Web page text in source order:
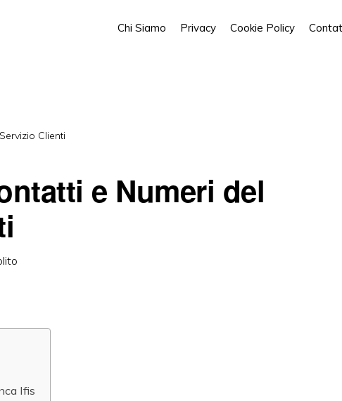
Chi Siamo Privacy Cookie Policy
Clienti
e Numeri del
Ifis